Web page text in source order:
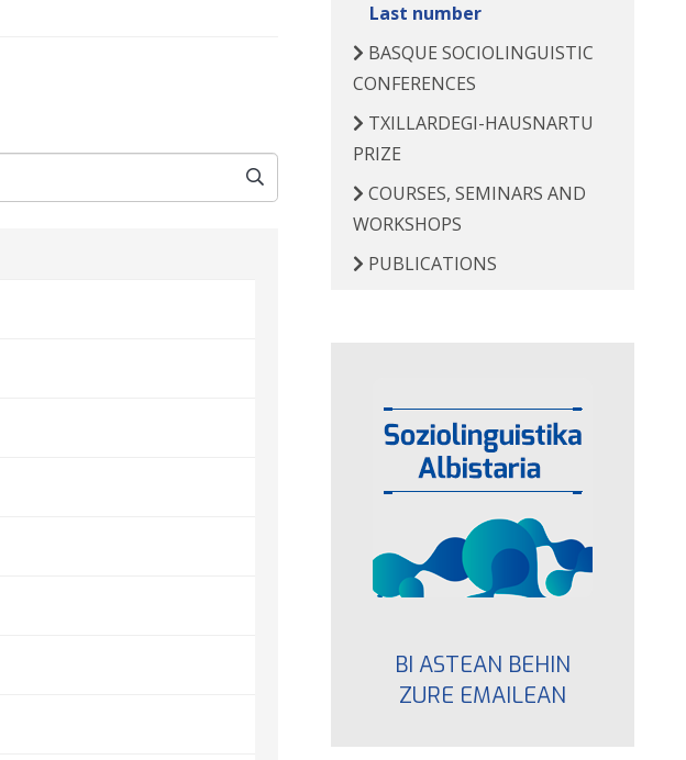
Last number
BASQUE SOCIOLINGUISTIC
CONFERENCES
TXILLARDEGI-HAUSNARTU
PRIZE
COURSES, SEMINARS AND
WORKSHOPS
PUBLICATIONS
BI ASTEAN BEHIN
ZURE EMAILEAN